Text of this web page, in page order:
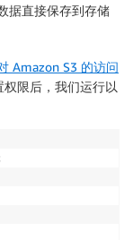
据直接保存到存储
Amazon S3 的访问
权限后，我们运行以